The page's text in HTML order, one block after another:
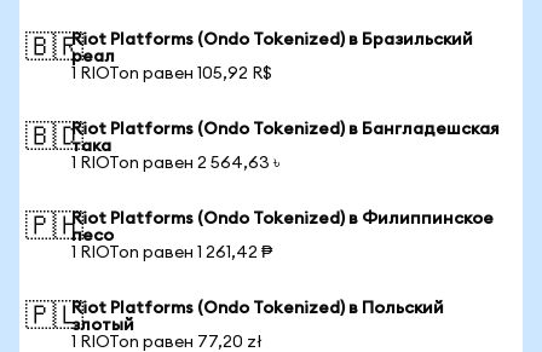
🇧🇷Riot Platforms (Ondo Tokenized) в Бразильский
реал
1 RIOTon равен 105,92 R$
🇧🇩Riot Platforms (Ondo Tokenized) в Бангладешская
така
1 RIOTon равен 2 564,63 ৳
🇵🇭Riot Platforms (Ondo Tokenized) в Филиппинское
песо
1 RIOTon равен 1 261,42 ₱
🇵🇱Riot Platforms (Ondo Tokenized) в Польский
злотый
1 RIOTon равен 77,20 zł